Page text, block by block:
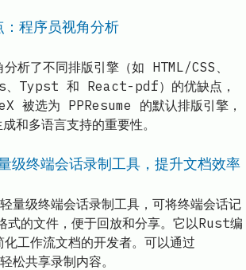
程序员视角分析
析了不同排版引擎（如 HTML/CSS、
、Typst 和 React-pdf）的优缺点，
被选为 PPResume 的默认排版引擎，
和多语言支持的重要性。
终端会话录制工具，提升文档效率
级终端会话录制工具，可将终端会话记
文件，便于回放和分享。它以Rust编
工作流文档的开发者。可以通过
共享录制内容。